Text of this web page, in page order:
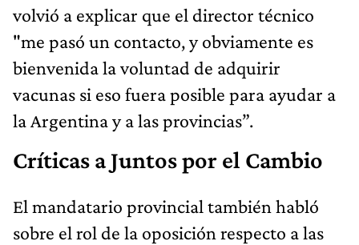
volvió a explicar que el director técnico
"me pasó un contacto, y obviamente es
bienvenida la voluntad de adquirir
vacunas si eso fuera posible para ayudar a
la Argentina y a las provincias”.
Críticas a Juntos por el Cambio
El mandatario provincial también habló
sobre el rol de la oposición respecto a las